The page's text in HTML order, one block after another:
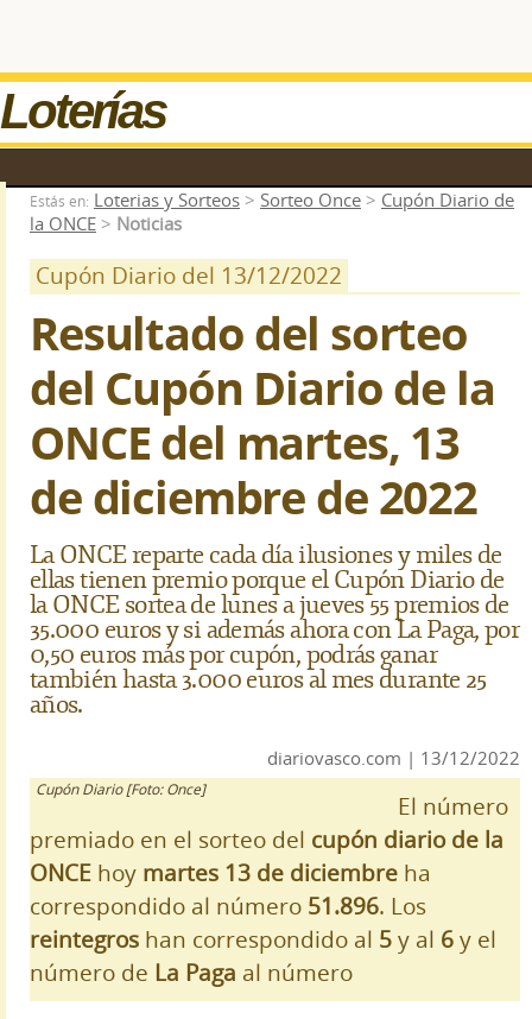
Loterías
Estás en: Loterias y Sorteos > Sorteo Once > Cupón Diario de
la ONCE > Noticias
Cupón Diario del 13/12/2022
Resultado del sorteo
del Cupón Diario de la
ONCE del martes, 13
de diciembre de 2022
La ONCE reparte cada día ilusiones y miles de
ellas tienen premio porque el Cupón Diario de
la ONCE sortea de lunes a jueves 55 premios de
35.000 euros y si además ahora con La Paga, por
0,50 euros más por cupón, podrás ganar
también hasta 3.000 euros al mes durante 25
años.
diariovasco.com | 13/12/2022
Cupón Diario [Foto: Once]
El número
premiado en el sorteo del cupón diario de la
ONCE hoy martes 13 de diciembre ha
correspondido al número 51.896. Los
reintegros han correspondido al 5y al 6y el
número de La Paga al número